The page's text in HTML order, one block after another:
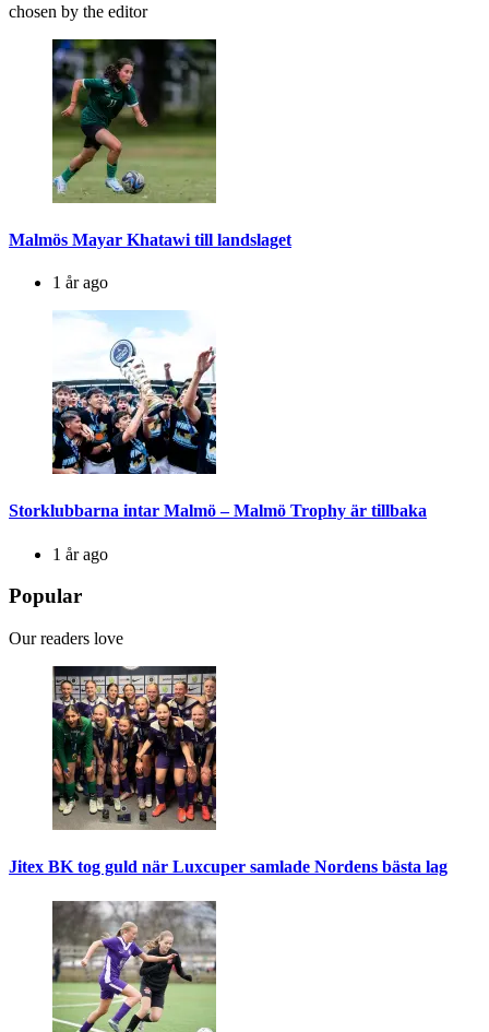
chosen by the editor
Malmös Mayar Khatawi till landslaget
1 år ago
Storklubbarna intar Malmö – Malmö Trophy är tillbaka
1 år ago
Popular
Our readers love
Jitex BK tog guld när Luxcuper samlade Nordens bästa lag